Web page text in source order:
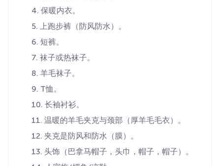
保暖内衣。
上跑步裤（防风防水）。
短裤。
袜子或热袜子。
羊毛袜子。
T恤。
长袖衬衫。
温暖的羊毛夹克与颈部（厚羊毛毛衣）。
夹克是防风和防水（膜）。
头饰（巴拿马帽子，头巾，帽子，帽子）。